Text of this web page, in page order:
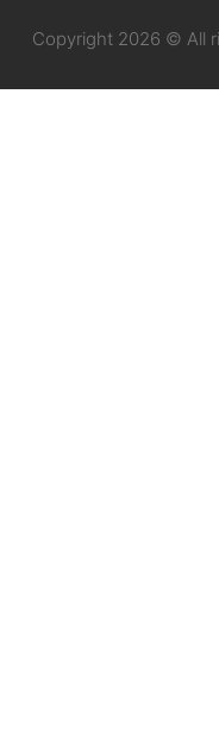
Copyright 2026 © All